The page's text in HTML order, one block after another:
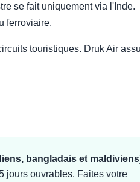
se fait uniquement via l'Inde.
ferroviaire.
touristiques. Druk Air
bangladais et
jours ouvrables. Faites votre